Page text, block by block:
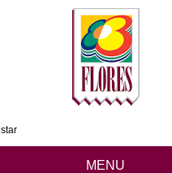
MENU